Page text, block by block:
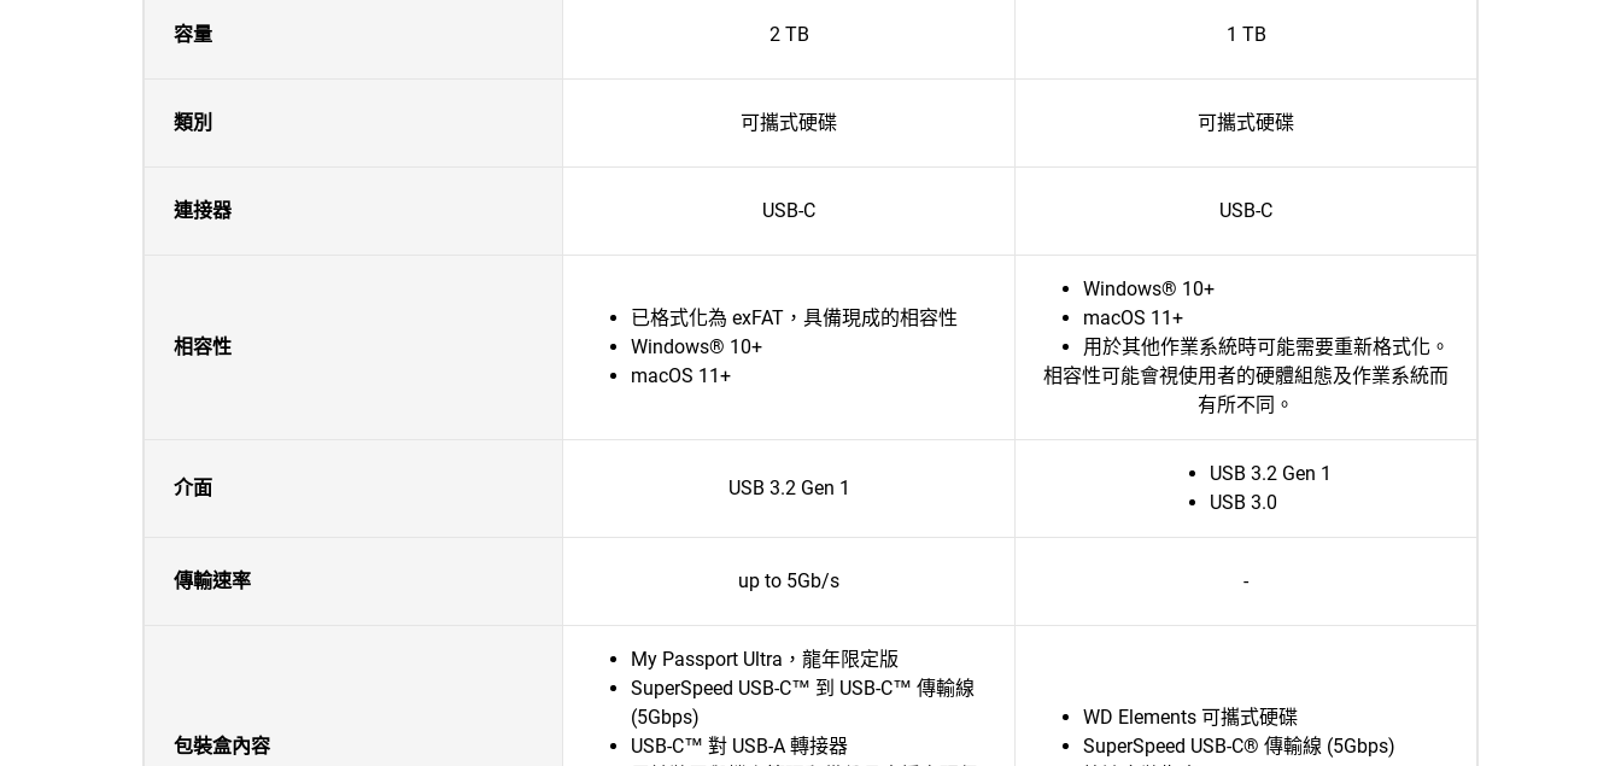
容量 2 TB 1 TB
類別 可攜式硬碟 可攜式硬碟
連接器 USB-C USB-C
相容性
已格式化為 exFAT，具備現成的相容性
Windows® 10+
macOS 11+
Windows® 10+
macOS 11+
用於其他作業系統時可能需要重新格式化。
相容性可能會視使用者的硬體組態及作業系統而
有所不同。
介面 USB 3.2 Gen 1
USB 3.2 Gen 1
USB 3.0
傳輸速率 up to 5Gb/s -
包裝盒內容
My Passport Ultra，龍年限定版
SuperSpeed USB-C™ 到 USB-C™ 傳輸線
(5Gbps)
USB-C™ 對 USB-A 轉接器
WD Elements 可攜式硬碟
SuperSpeed USB-C® 傳輸線 (5Gbps)